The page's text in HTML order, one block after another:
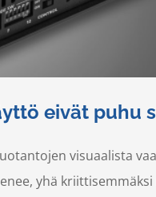
eivät puhu
visuaalista
yhä kriittisemmäksi